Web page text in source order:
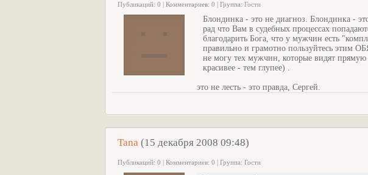
Публикаций: 0 | Комментариев: 0 | Группа: Гости
Блондинка - это не диагноз. Блондинка -
рад что Вам в судебных процессах
благодарить Бога, что у мужчин есть
правильно и грамотно пользуйтесь этим
не могу тех мужчин, которые видят
красивее - тем глупее) .
это не лесть - это правда, Сергей.
Tana (15 декабря 2008 09:48)
Публикаций: 0 | Комментариев: 0 | Группа: Гости